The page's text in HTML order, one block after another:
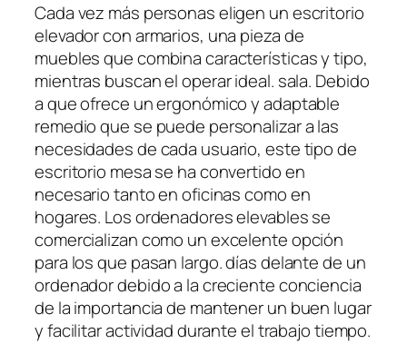
Cada vez más personas eligen un escritorio
elevador con armarios, una pieza de
muebles que combina características y tipo,
mientras buscan el operar ideal. sala. Debido
a que ofrece un ergonómico y adaptable
remedio que se puede personalizar a las
necesidades de cada usuario, este tipo de
escritorio mesa se ha convertido en
necesario tanto en oficinas como en
hogares. Los ordenadores elevables se
comercializan como un excelente opción
para los que pasan largo. días delante de un
ordenador debido a la creciente conciencia
de la importancia de mantener un buen lugar
y facilitar actividad durante el trabajo tiempo.